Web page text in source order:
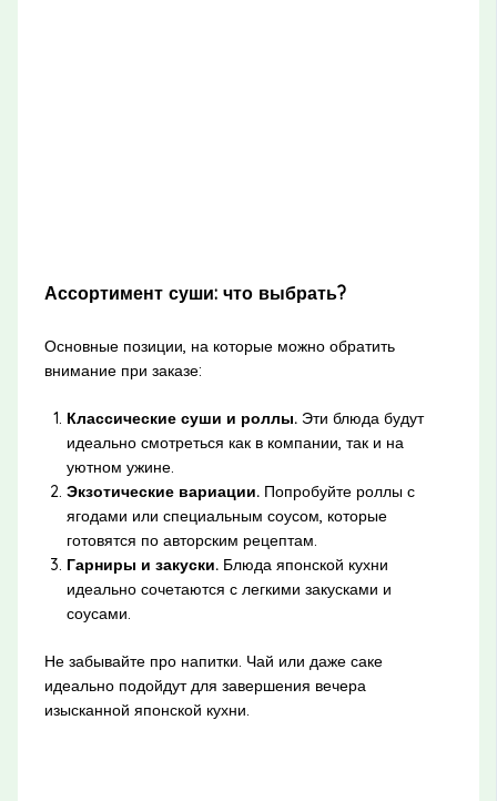
Ассортимент суши: что выбрать?
Основные позиции, на которые можно обратить
внимание при заказе:
Классические суши и роллы.Эти блюда будут
идеально смотреться как в компании, так и на
уютном ужине.
Экзотические вариации.Попробуйте роллы с
ягодами или специальным соусом, которые
готовятся по авторским рецептам.
Гарниры и закуски.Блюда японской кухни
идеально сочетаются с легкими закусками и
соусами.
Не забывайте про напитки. Чай или даже саке
идеально подойдут для завершения вечера
изысканной японской кухни.